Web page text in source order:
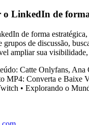
LinkedIn de
de forma
grupos de discussão,
ampliar sua
Catte Onlyfans,
MP4: Converta e Baixe
• Explorando o